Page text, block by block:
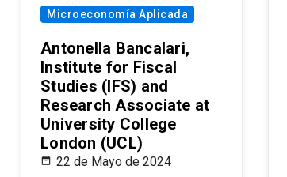
Microeconomía Aplicada
Antonella Bancalari,
Institute for Fiscal
Studies (IFS) and
Research Associate at
University College
London (UCL)
22 de Mayo de 2024